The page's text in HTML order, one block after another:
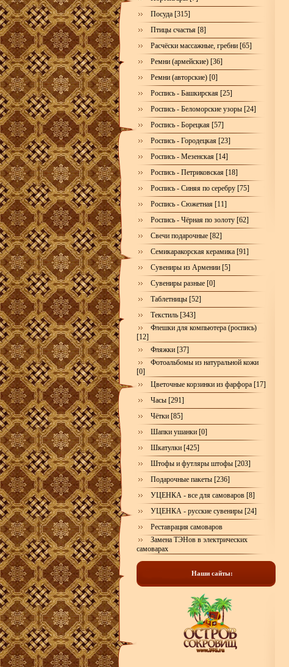
Посуда [315]
Птицы счастья [8]
Расчёски массажные, гребни [65]
Ремни (армейские) [36]
Ремни (авторские) [0]
Роспись - Башкирская [25]
Роспись - Беломорские узоры [24]
Роспись - Борецкая [57]
Роспись - Городецкая [23]
Роспись - Мезенская [14]
Роспись - Петриковская [18]
Роспись - Синяя по серебру [75]
Роспись - Сюжетная [11]
Роспись - Чёрная по золоту [62]
Свечи подарочные [82]
Семикаракорская керамика [91]
Сувениры из Армении [5]
Сувениры разные [0]
Таблетницы [52]
Текстиль [343]
Флешки для компьютера (роспись)
[12]
Фляжки [37]
Фотоальбомы из натуральной кожи
[0]
Цветочные корзинки из фарфора [17]
Часы [291]
Чётки [85]
Шапки ушанки [0]
Шкатулки [425]
Штофы и футляры штофы [203]
Подарочные пакеты [236]
УЦЕНКА - все для самоваров [8]
УЦЕНКА - русские сувениры [24]
Реставрация самоваров
Замена ТЭНов в электрических
самоварах
Наши сайты: